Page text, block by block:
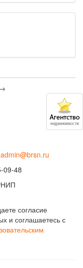
admin@brsn.ru
09-48
согласие
и соглашаетесь с